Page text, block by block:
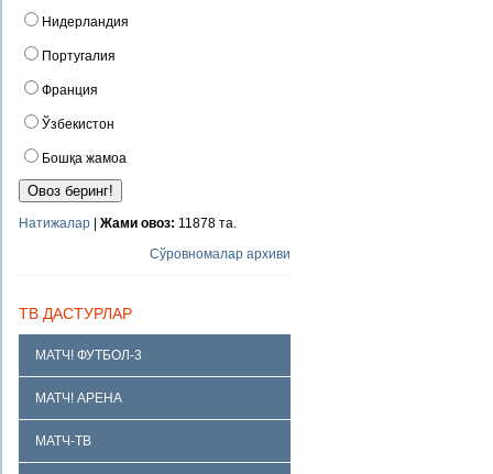
Нидерландия
Португалия
Франция
Ўзбекистон
Бошқа жамоа
Натижалар | Жами овоз: 11878 та.
Сўровномалар архиви
ТВ ДАСТУРЛАР
МАТЧ! ФУТБОЛ-3
МАТЧ! АРЕНА
МАТЧ-ТВ